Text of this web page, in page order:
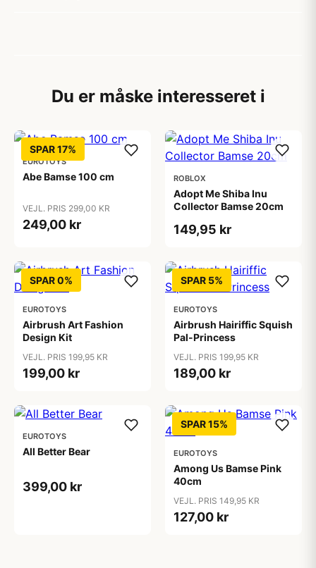
Du er måske interesseret i
SPAR 17%
EUROTOYS
Abe Bamse 100 cm
VEJL. PRIS 299,00 KR
249,00 kr
ROBLOX
Adopt Me Shiba Inu
Collector Bamse 20cm
149,95 kr
SPAR 0%
EUROTOYS
Airbrush Art Fashion
Design Kit
VEJL. PRIS 199,95 KR
199,00 kr
SPAR 5%
EUROTOYS
Airbrush Hairiffic Squish
Pal-Princess
VEJL. PRIS 199,95 KR
189,00 kr
EUROTOYS
All Better Bear
399,00 kr
SPAR 15%
EUROTOYS
Among Us Bamse Pink
40cm
VEJL. PRIS 149,95 KR
127,00 kr